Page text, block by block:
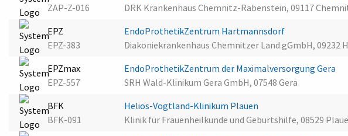
ZAP-Z-016
DRK Krankenhaus Chemnitz-Rabenstein, 09117
EPZ
EPZ-383
EndoProthetikZentrum Hartmannsdorf
Diakoniekrankenhaus Chemnitzer Land gGmbH, 09232
EPZmax
EPZ-557
EndoProthetikZentrum der Maximalversorgung Gera
SRH Wald-Klinikum Gera GmbH, 07548 Gera
BFK
BFK-091
Helios-Vogtland-Klinikum Plauen
Klinik für Frauenheilkunde und Geburtshilfe, 08529